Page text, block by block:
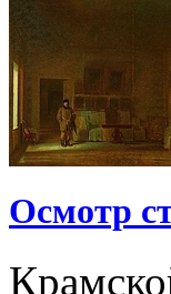
Осмотр